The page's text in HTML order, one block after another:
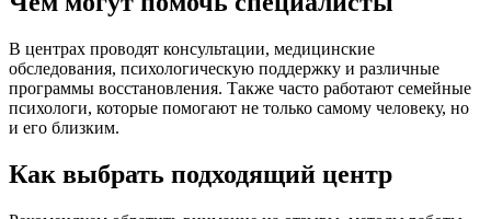
В центрах проводят консультации, медицинские
обследования, психологическую поддержку и различные
программы восстановления. Также часто работают семейные
психологи, которые помогают не только самому человеку, но
и его близким.
Как выбрать подходящий центр